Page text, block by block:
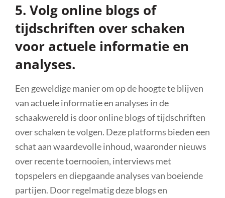
5. Volg online blogs of
tijdschriften over schaken
voor actuele informatie en
analyses.
Een geweldige manier om op de hoogte te blijven
van actuele informatie en analyses in de
schaakwereld is door online blogs of tijdschriften
over schaken te volgen. Deze platforms bieden een
schat aan waardevolle inhoud, waaronder nieuws
over recente toernooien, interviews met
topspelers en diepgaande analyses van boeiende
partijen. Door regelmatig deze blogs en